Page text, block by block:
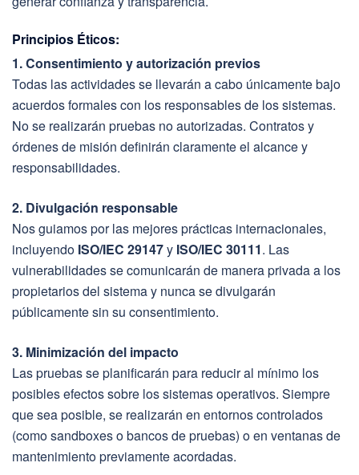
Principios Éticos:
1. Consentimiento y autorización previos
Todas las actividades se llevarán a cabo únicamente bajo
acuerdos formales con los responsables de los sistemas.
No se realizarán pruebas no autorizadas. Contratos y
órdenes de misión definirán claramente el alcance y
responsabilidades.
2. Divulgación responsable
Nos guiamos por las mejores prácticas internacionales,
incluyendo ISO/IEC 29147y ISO/IEC 30111. Las
vulnerabilidades se comunicarán de manera privada a los
propietarios del sistema y nunca se divulgarán
públicamente sin su consentimiento.
3. Minimización del impacto
Las pruebas se planificarán para reducir al mínimo los
posibles efectos sobre los sistemas operativos. Siempre
que sea posible, se realizarán en entornos controlados
(como sandboxes o bancos de pruebas) o en ventanas de
mantenimiento previamente acordadas.